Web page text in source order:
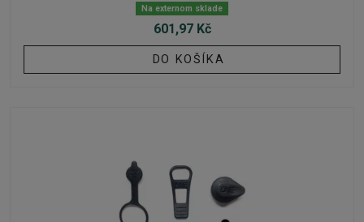
Na externom sklade
601,97 Kč
DO KOŠÍKA